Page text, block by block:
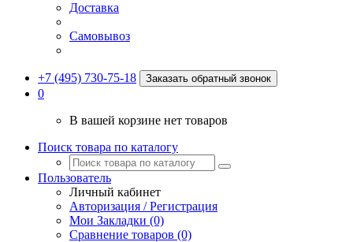
Доставка
Самовывоз
+7 (495) 730-75-18 Заказать обратный звонок
0
В вашей корзине нет товаров
Поиск товара по каталогу
Пользователь
Личный кабинет
Авторизация / Регистрация
Мои Закладки (0)
Сравнение товаров (0)